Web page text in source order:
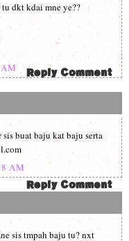
dkt kdai mne ye??
buat baju kat baju serta
AM
sis tmpah baju tu? nxt